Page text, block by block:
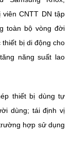
viên CNTT DN tập
toàn bộ vòng đời
thiết bị di động cho
năng suất lao
thiết bị dùng tự
dùng; tái định vị
hợp sử dụng